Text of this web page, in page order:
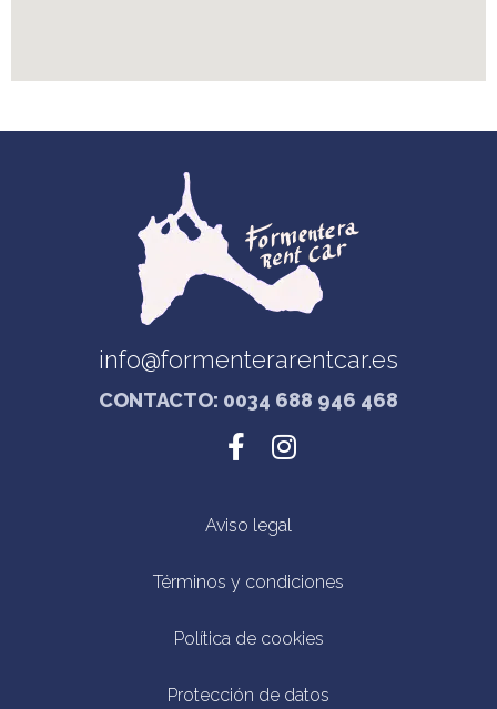
info@formenterarentcar.es
CONTACTO: 0034 688 946 468
Aviso legal
Términos y condiciones
Política de cookies
Protección de datos